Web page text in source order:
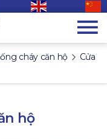
cháy căn hộ
Cửa
hộ